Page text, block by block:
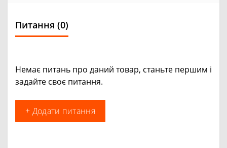
Питання (0)
Немає питань про даний товар, станьте першим і
задайте своє питання.
+ Додати питання